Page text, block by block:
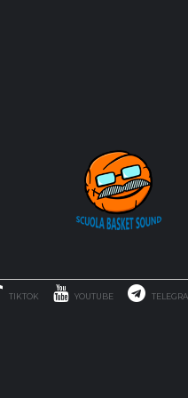
TIKTOK YOUTUBE